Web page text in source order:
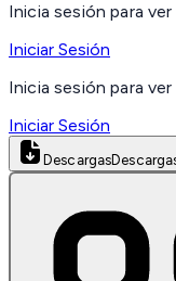
Inicia sesión para
Iniciar Sesión
Inicia sesión para
Iniciar Sesión
Descargas